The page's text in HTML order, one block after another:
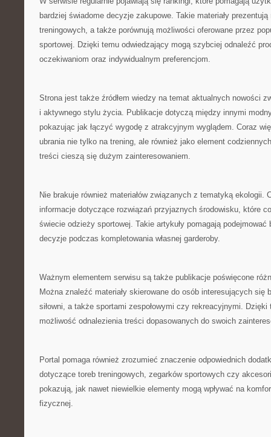
bardziej świadome decyzje zakupowe. Takie materiały
treningowych, a także porównują możliwości oferowane przez
sportowej. Dzięki temu odwiedzający mogą szybciej odnaleźć
oczekiwaniom oraz indywidualnym preferencjom.
Strona jest także źródłem wiedzy na temat aktualnych nowości
i aktywnego stylu życia. Publikacje dotyczą między innymi
pokazując jak łączyć wygodę z atrakcyjnym wyglądem. Coraz
ubrania nie tylko na trening, ale również jako element
treści cieszą się dużym zainteresowaniem.
Nie brakuje również materiałów związanych z tematyką ekologii.
informacje dotyczące rozwiązań przyjaznych środowisku, które
świecie odzieży sportowej. Takie artykuły pomagają podejmować
decyzje podczas kompletowania własnej garderoby.
Ważnym elementem serwisu są także publikacje poświęcone
Można znaleźć materiały skierowane do osób interesujących się
siłowni, a także sportami zespołowymi czy rekreacyjnymi.
możliwość odnalezienia treści dopasowanych do swoich
Portal pomaga również zrozumieć znaczenie odpowiednich
dotyczące toreb treningowych, zegarków sportowych czy
pokazują, jak nawet niewielkie elementy mogą wpływać na
fizycznej.